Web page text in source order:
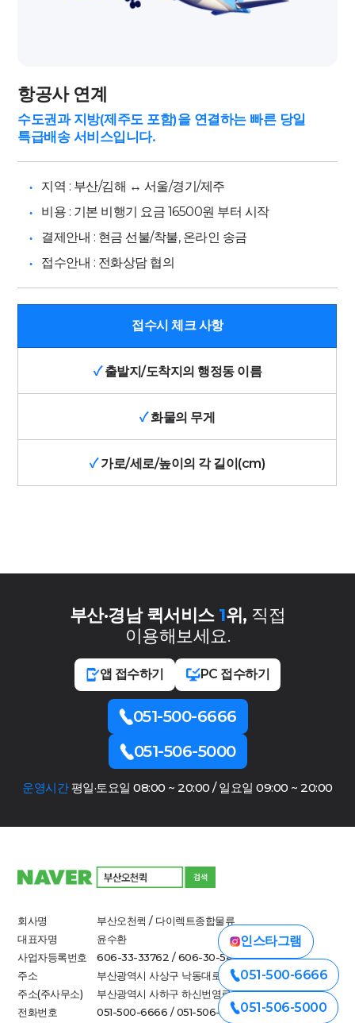
항공사 연계
수도권과 지방(제주도 포함)을 연결하는 빠른 당일
특급배송 서비스입니다.
지역 : 부산/김해 ↔️ 서울/경기/제주
비용 : 기본 비행기 요금 16500원 부터 시작
결제안내 : 현금 선불/착불, 온라인 송금
접수안내 : 전화상담 협의
접수시 체크 사항
✓출발지/도착지의 행정동 이름
✓화물의 무게
✓가로/세로/높이의 각 길이(cm)
부산·경남 퀵서비스 1위, 직접
이용해보세요.
앱 접수하기 PC 접수하기
051-500-6666
051-506-5000
운영시간평일·토요일 08:00 ~ 20:00 / 일요일 09:00 ~ 20:00
회사명
부산오천퀵 / 다이렉트종합물류
대표자명
윤수환
사업자등록번호
606-33-33762 / 606-30-54790
주소
부산광역시 사상구 낙동대로 712-1
주소(주사무소)
부산광역시 사하구 하신번영로 308-1(하단동)
전화번호
051-500-6666 / 051-506-5000
인스타그램
051-500-6666
051-506-5000